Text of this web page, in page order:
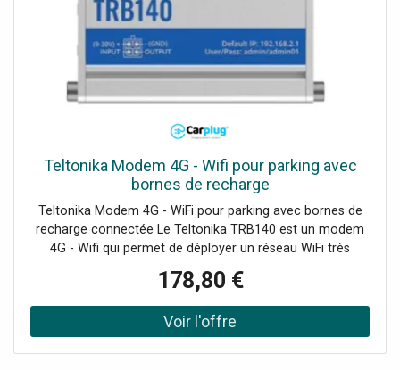
Teltonika Modem 4G - Wifi pour parking avec
bornes de recharge
Teltonika Modem 4G - WiFi pour parking avec bornes de
recharge connectée Le Teltonika TRB140 est un modem
4G - Wifi qui permet de déployer un réseau WiFi très
recharges en entreprise ou en copropriété. Le TRB140
représente un dispositif IoT compact, léger et
écoénergétique, doté de connexions LTE Cat 4 et Ethernet
Gigabit essentielles. Son environnement Linux permet une
178,80 €